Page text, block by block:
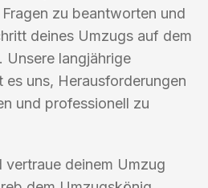
zu beantworten und
deines Umzugs auf dem
Unsere langjährige
es uns, Herausforderungen
und professionell zu
vertraue deinem Umzug